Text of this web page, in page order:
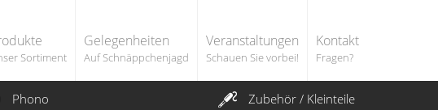
Sortiment
Gelegenheiten
Auf Schnäppchenjagd
Veranstaltungen
Schauen Sie vorbei!
Kontakt
Fragen?
Phono Zubehör / Kleinteile